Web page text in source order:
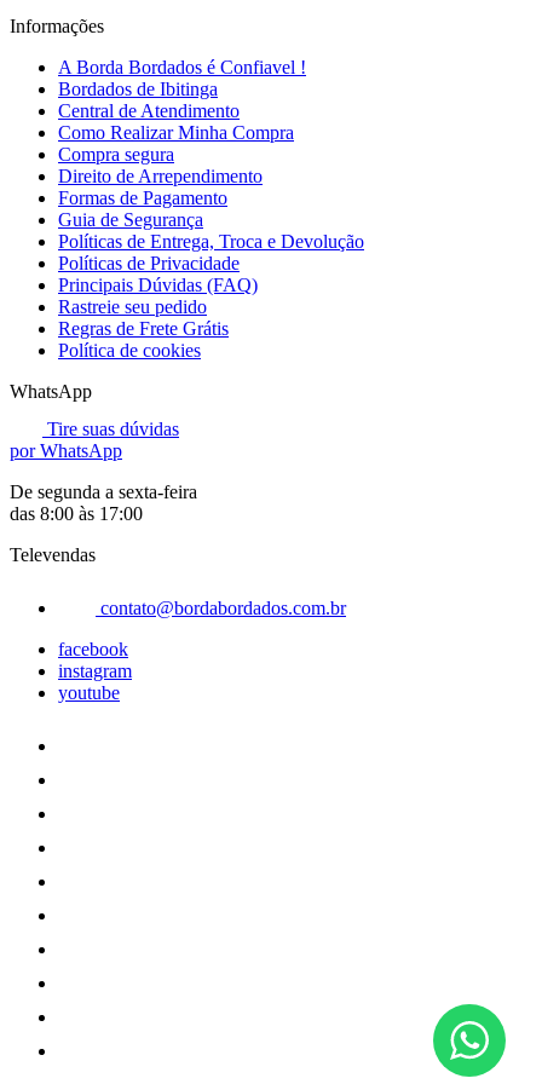
Informações
A Borda Bordados é Confiavel !
Bordados de Ibitinga
Central de Atendimento
Como Realizar Minha Compra
Compra segura
Direito de Arrependimento
Formas de Pagamento
Guia de Segurança
Políticas de Entrega, Troca e Devolução
Políticas de Privacidade
Principais Dúvidas (FAQ)
Rastreie seu pedido
Regras de Frete Grátis
Política de cookies
WhatsApp
Tire suas dúvidas
por WhatsApp
De segunda a sexta-feira
das 8:00 às 17:00
Televendas
contato@bordabordados.com.br
facebook
instagram
youtube